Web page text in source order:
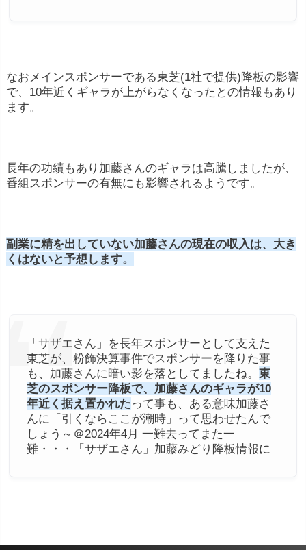
なおメインスポンサーである東芝(1社で提供)降板の影響
で、10年近くギャラが上がらなくなったとの情報もあり
ます。
長年の功績もあり加藤さんのギャラは高騰しましたが、
番組スポンサーの有無にも影響されるようです。
副業に精を出していない加藤さんの現在の収入は、大き
くはないと予想します。
「サザエさん」を長年スポンサーとして支えた
東芝が、粉飾決算事件でスポンサーを降りた事
も、加藤さんに暗い影を落としてましたね。 東
芝のスポンサー降板で、加藤さんのギャラが10
年近く据え置かれたって事も、ある意味加藤さ
んに「引くならここが潮時」って思わせたんで
しょう～＠2024年4月 一難去ってまた一
難・・・「サザエさん」加藤みどり降板情報に